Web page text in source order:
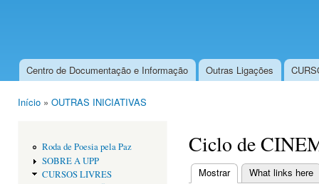
Menu principal
Centro de Documentação e Informação Outras Ligações
Início » OUTRAS INICIATIVAS
Roda de Poesia pela Paz
SOBRE A UPP
CURSOS LIVRES
Ciclo de
Mostrar(separador ativo)
What links here